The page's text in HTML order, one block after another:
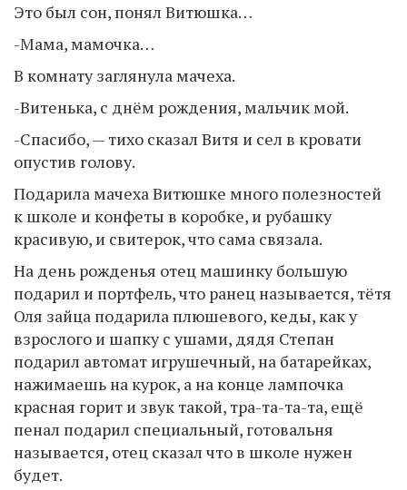
Это был сон, понял Витюшка…
-Мама, мамочка…
В комнату заглянула мачеха.
-Витенька, с днём рождения, мальчик мой.
-Спасибо, — тихо сказал Витя и сел в кровати
опустив голову.
Подарила мачеха Витюшке много полезностей
к школе и конфеты в коробке, и рубашку
красивую, и свитерок, что сама связала.
На день рожденья отец машинку большую
подарил и портфель, что ранец называется, тётя
Оля зайца подарила плюшевого, кеды, как у
взрослого и шапку с ушами, дядя Степан
подарил автомат игрушечный, на батарейках,
нажимаешь на курок, а на конце лампочка
красная горит и звук такой, тра-та-та-та, ещё
пенал подарил специальный, готовальня
называется, отец сказал что в школе нужен
будет.